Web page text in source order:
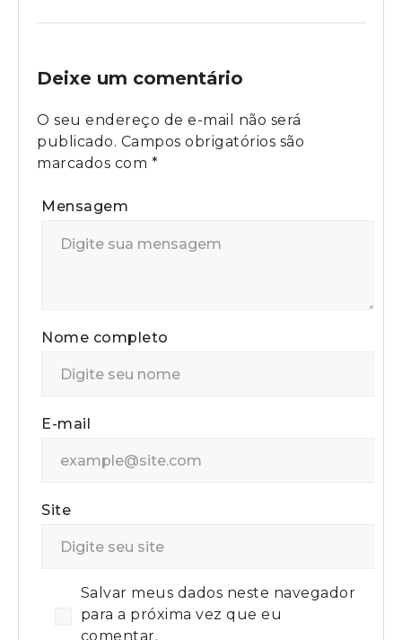
Deixe um comentário
O seu endereço de e-mail não será
publicado. Campos obrigatórios são
marcados com *
Mensagem
Nome completo
E-mail
Site
Salvar meus dados neste navegador
para a próxima vez que eu
comentar.